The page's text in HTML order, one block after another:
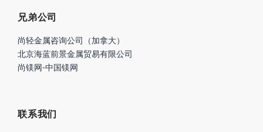
兄弟公司
尚轻金属咨询公司（加拿大）
北京海蓝前景金属贸易有限公司
尚镁网-中国镁网
联系我们